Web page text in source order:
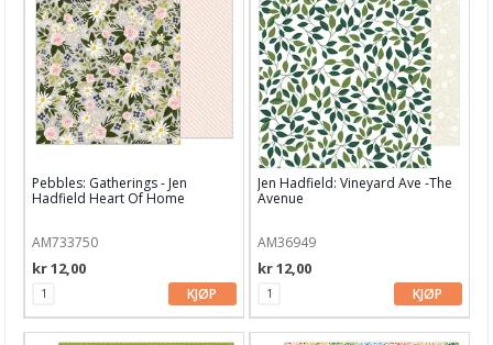
Kurs & aktiviteter
Gavekort
Kort & Scrapbooking
Mønsterpapir
6x6 & 6x8 inch blokker
12x12 inch blokker
Juleark
Pebbles: Gatherings - Jen
Hadfield Heart Of Home
AM733750
kr 12,00
KJØP
Jen Hadfield: Vineyard Ave -The
Avenue
AM36949
kr 12,00
KJØP